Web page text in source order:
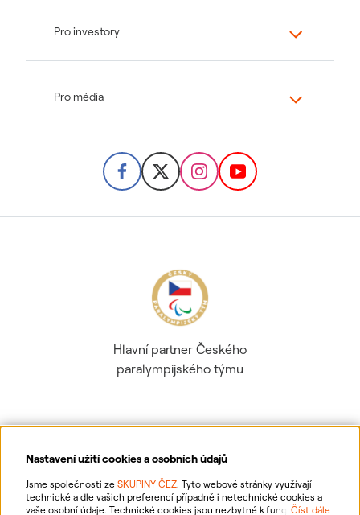
Nastavení užití cookies a osobních údajů
Jsme společnosti ze SKUPINY ČEZ. Tyto webové stránky využívají
technické a dle vašich preferencí případně i netechnické cookies a
vaše osobní údaje. Technické cookies jsou nezbytné k fungováníČíst dále
Pro investory
Pro média
Hlavní partner Českého
paralympijského týmu
Ochrana osobních údajů